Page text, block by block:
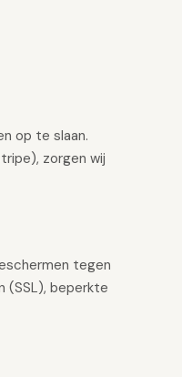
op te slaan.
zorgen wij
tegen
(SSL), beperkte